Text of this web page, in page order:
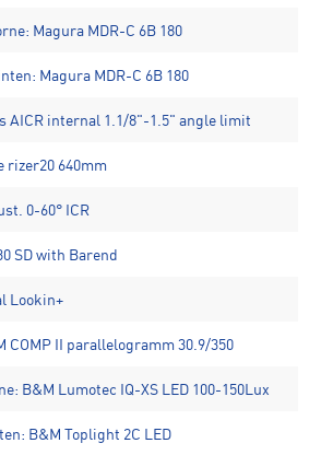
Magura MDR-C 6B 180
Magura MDR-C 6B 180
AICR internal 1.1/8"-1.5" angle limit
rizer20 640mm
0-60° ICR
SD with Barend
Lookin+
COMP II parallelogramm 30.9/350
B&M Lumotec IQ-XS LED 100-150Lux
B&M Toplight 2C LED